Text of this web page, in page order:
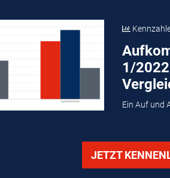
1/
Ein Auf und
JETZT